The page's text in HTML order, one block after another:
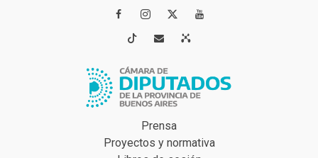
 
 
Prensa
Proyectos y normativa